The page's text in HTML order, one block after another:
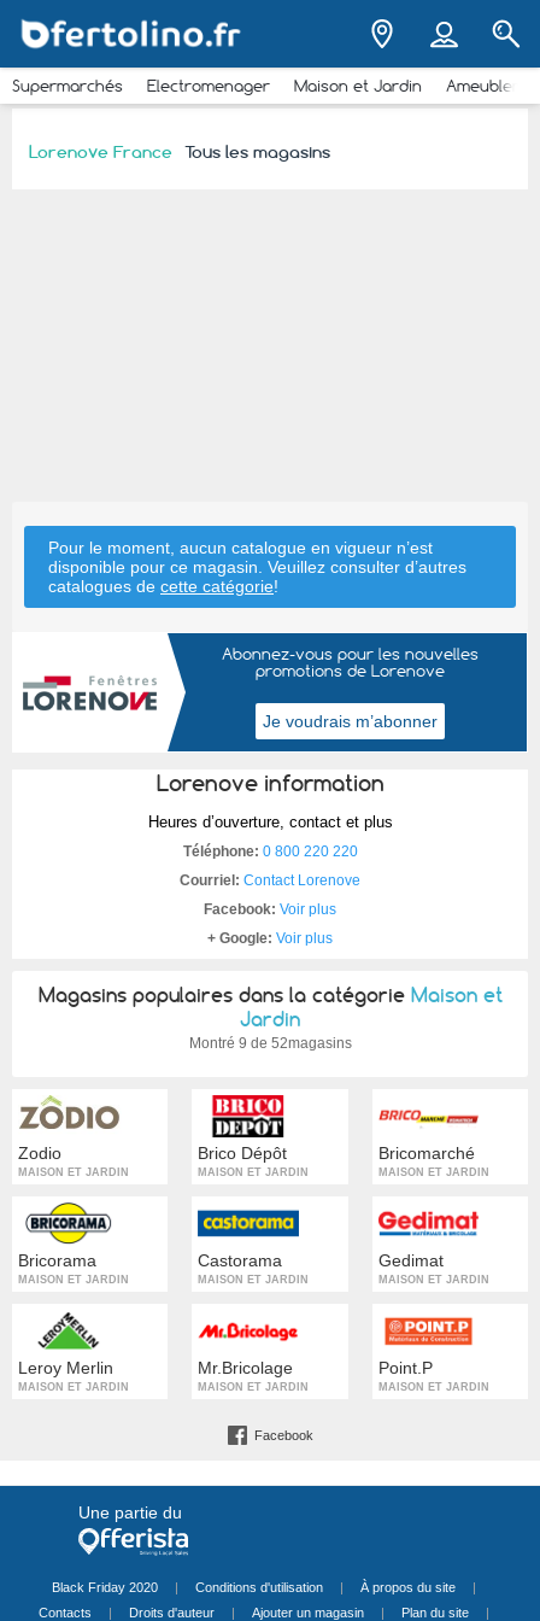
Supermarchés Electromenager Maison et Jardin
Tous les magasins
Lorenove France
Pour le moment, aucun catalogue en vigueur n’est
disponible pour ce magasin. Veuillez consulter d’autres
catalogues de cette catégorie!
Abonnez-vous pour les nouvelles
promotions de Lorenove
Lorenove information
Heures d’ouverture, contact et plus
Téléphone: 0 800 220 220
Courriel: Contact Lorenove
Facebook: Voir plus
+ Google: Voir plus
Magasins populaires dans la catégorie Maison et
Jardin
Montré 9 de 52magasins
Zodio
MAISON ET JARDIN
Brico Dépôt
MAISON ET JARDIN
Bricomarché
MAISON ET JARDIN
Bricorama
MAISON ET JARDIN
Castorama
MAISON ET JARDIN
Gedimat
MAISON ET JARDIN
Leroy Merlin
MAISON ET JARDIN
Mr.Bricolage
MAISON ET JARDIN
Point.P
MAISON ET JARDIN
Facebook
Une partie du
Black Friday 2020 | Conditions d'utilisation | À propos du site
|
Contacts
| Droits d'auteur | Ajouter un magasin | Plan du site |